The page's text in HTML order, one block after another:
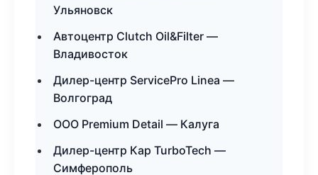
Ульяновск
Автоцентр Clutch Oil&Filter —
Владивосток
Дилер-центр ServicePro Linea —
Волгоград
ООО Premium Detail — Калуга
Дилер-центр Кар TurboTech —
Симферополь